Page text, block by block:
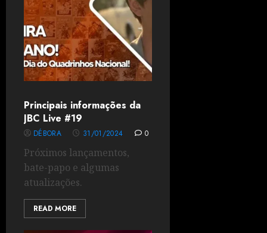
Principais informações da
JBC Live #19
DÉBORA 31/01/2024 0
Próximos lançamentos,
bate-papo e algumas
atualizações.
READ MORE